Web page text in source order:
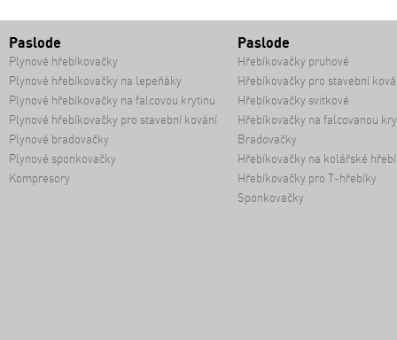
Paslode
Plynové hřebíkovačky
Plynové hřebíkovačky na lepeňáky
Plynové hřebíkovačky na falcovou krytinu
Plynové hřebíkovačky pro stavební kování
Plynové bradovačky
Plynové sponkovačky
Kompresory
Paslode
Hřebíkovačky pruhové
Hřebíkovačky pro stavební
Hřebíkovačky svitkové
Hřebíkovačky na falcovanou
Bradovačky
Hřebíkovačky na kolářské
Hřebíkovačky pro T-hřebíky
Sponkovačky